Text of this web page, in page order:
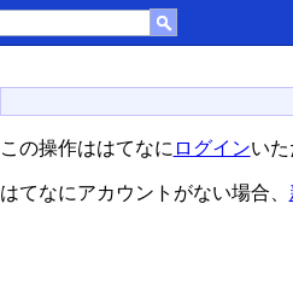
この操作ははてなに ログインい
はてなにアカウントがない場合、